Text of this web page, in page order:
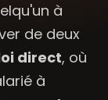
à
de deux
direct, où
à